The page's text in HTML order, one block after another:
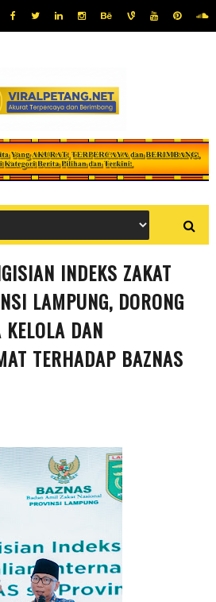
INDEKS ZAKAT
LAMPUNG, DORONG
KELOLA DAN
TERHADAP BAZNAS